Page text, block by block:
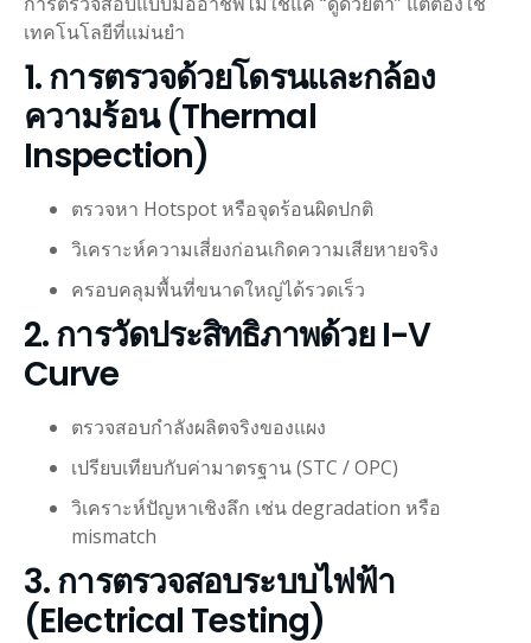
เทคโนโลยีที่แม่นยำ
1. การตรวจด้วยโดรนและกล้อง
ความร้อน (Thermal
Inspection)
ตรวจหา Hotspot หรือจุดร้อนผิดปกติ
วิเคราะห์ความเสี่ยงก่อนเกิดความเสียหายจริง
ครอบคลุมพื้นที่ขนาดใหญ่ได้รวดเร็ว
2. การวัดประสิทธิภาพด้วย I-V
Curve
ตรวจสอบกำลังผลิตจริงของแผง
เปรียบเทียบกับค่ามาตรฐาน (STC / OPC)
วิเคราะห์ปัญหาเชิงลึก เช่น degradation หรือ
mismatch
3. การตรวจสอบระบบไฟฟ้า
(Electrical Testing)